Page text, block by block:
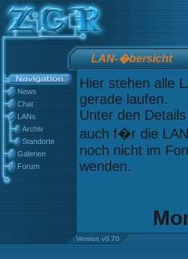
LAN-�bersicht
News
Chat
LANs
Archiv
Standorte
Galerien
Forum
Hier stehen alle
gerade laufen.
Unter den
auch f�r die
noch nicht im
wenden.
Version v0.70